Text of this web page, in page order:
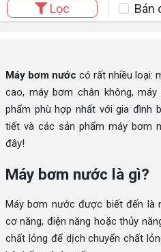
Lọc Bán
Máy bơm nước có rất nhiều loại:
cao, máy bơm chân không,
phẩm phù hợp nhất với gia đình
tiết và các sản phẩm máy bơm
đây!
Máy bơm nước là gì?
Máy bơm nước được biết đến là
cơ năng, điện năng hoặc thủy
chất lỏng để dịch chuyển chất